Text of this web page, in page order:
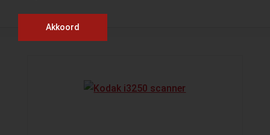
Akkoord